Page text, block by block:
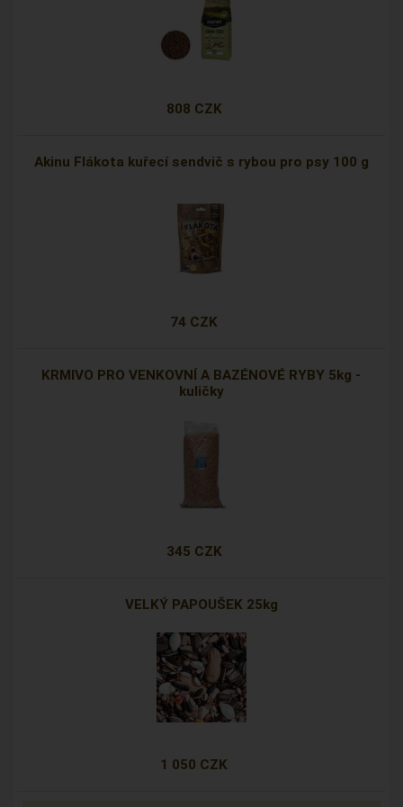
808 CZK
Akinu Flákota kuřecí sendvič s rybou pro psy 100 g
74 CZK
KRMIVO PRO VENKOVNÍ A BAZÉNOVÉ RYBY 5kg -
kuličky
345 CZK
VELKÝ PAPOUŠEK 25kg
1 050 CZK